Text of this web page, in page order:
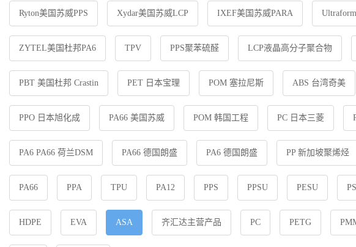
Ryton美国苏威PPS Xydar美国苏威LCP IXEF美国苏威PARA
ZYTEL美国杜邦PA6 TPV PPS聚苯硫醛 LCP液晶高分子聚合物
PBT 美国杜邦 Crastin PET 日本宝理 POM 塞拉尼斯 ABS 台湾奇美
PPO 日本旭化成 PA66 美国苏威 POM 韩国工程 PC 日本三菱
PA6 PA66 荷兰DSM PA66 德国朗盛 PA6 德国朗盛 PP 新加坡聚烯烃
PA66 PPA TPU PA12 PPS PPSU PESU
HDPE EVA ASA 齐汇达主营产品 PC PETG